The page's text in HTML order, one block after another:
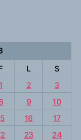
L
S
1
2
3
9
10
16
17
23
24